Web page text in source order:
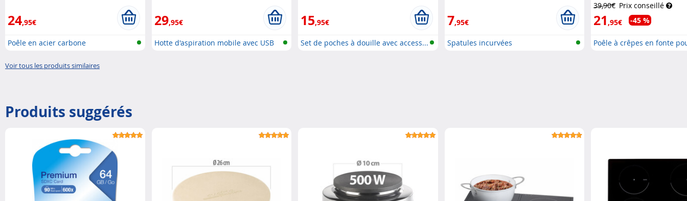
24,95€
Poêle en acier carbone
29,95€
Hotte d'aspiration mobile avec USB
15,95€
Set de poches à douille avec access...
7,95€
Spatules incurvées
39,90€ Prix conseillé
21,95€ -45 %
Poêle à crêpes en fonte
Voir tous les produits similaires
Produits suggérés